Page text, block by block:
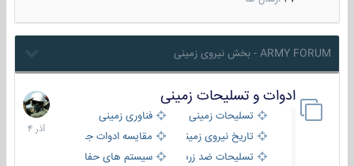
ARMY FORUM - بخش نیروی زمینی
ادوات و تسلیحات زمینی
تسلیحات زمینی
فناوری زمینی
تاریخ نیروی زمینی
مقایسه ادوات جنگی
تسلیحات ضد زره
سیستم های حفاظت فعال
21
آذر
1404